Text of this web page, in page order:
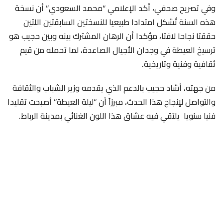
وفي تصريح صحفي، أكد الإعلامي “محمد السعودي” أن نسخة
هذه السنة تُشكل امتدادا طبيعيا للنسختين السابقتين اللتين
حققتا نجاحا لافتا، مؤكدا أن الرهان المشترك بينه وبين حجيب هو
ترسيخ العيطة في وجدان الأجيال الصاعدة، لما تحمله من قيم
ثقافية وفنية وتاريخية.
من جهته، أشاد حجيب بالدعم الذي يقدمه وزير الشباب والثقافة
والتواصل لإنجاح هذا الحدث، مبرزاً أن “ليلة العيطة” أصبحت تقليدا
فنيا سنويا يلتقي فيه عشاق هذا اللون الغنائي بمدينة الرباط.